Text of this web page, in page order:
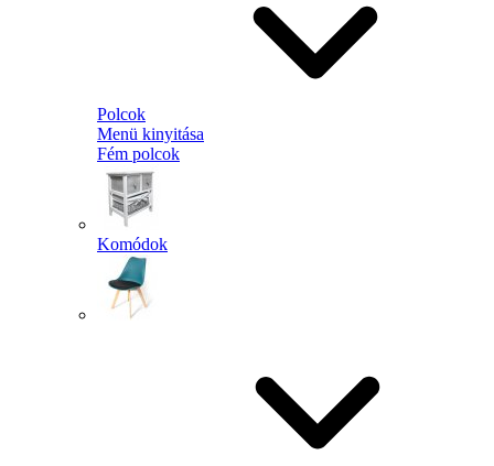
Polcok
Menü kinyitása
Fém polcok
Komódok